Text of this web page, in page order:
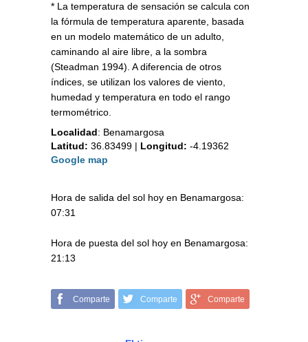
* La temperatura de sensación se calcula con
la fórmula de temperatura aparente, basada
en un modelo matemático de un adulto,
caminando al aire libre, a la sombra
(Steadman 1994). A diferencia de otros
índices, se utilizan los valores de viento,
humedad y temperatura en todo el rango
termométrico.
Localidad: Benamargosa
Latitud: 36.83499 | Longitud: -4.19362
Google map
Hora de salida del sol hoy en Benamargosa:
07:31
Hora de puesta del sol hoy en Benamargosa:
21:13
Comparte Comparte Comparte